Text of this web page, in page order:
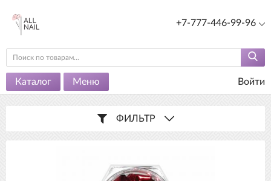
+7-777-446-99-96
Каталог Меню Войти
ФИЛЬТР